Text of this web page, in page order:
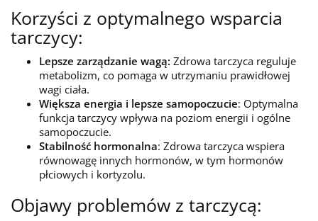
Korzyści z optymalnego wsparcia
tarczycy:
Lepsze zarządzanie wagą: Zdrowa tarczyca reguluje
metabolizm, co pomaga w utrzymaniu prawidłowej
wagi ciała.
Większa energia i lepsze samopoczucie: Optymalna
funkcja tarczycy wpływa na poziom energii i ogólne
samopoczucie.
Stabilność hormonalna: Zdrowa tarczyca wspiera
równowagę innych hormonów, w tym hormonów
płciowych i kortyzolu.
Objawy problemów z tarczycą: